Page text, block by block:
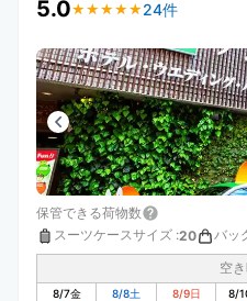
5.0★ ★ ★ ★ ★
★ ★ ★ ★ ★ 24件
保管できる荷物数
スーツケースサイズ :20 バッ
空
8/7金 8/8土 8/9日 8/